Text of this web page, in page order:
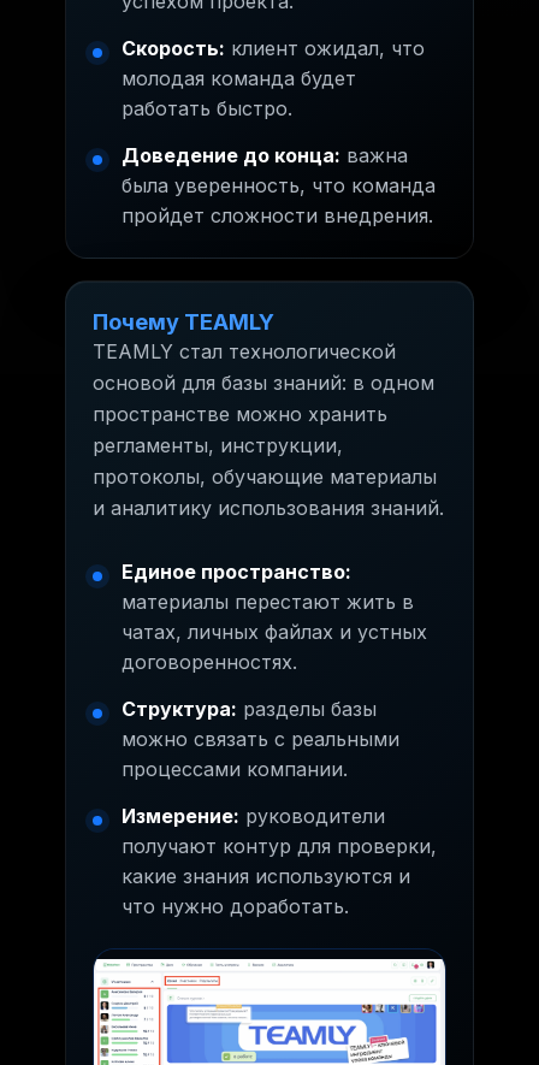
Скорость: клиент ожидал, что
молодая команда будет
работать быстро.
Доведение до конца: важна
была уверенность, что команда
пройдет сложности внедрения.
Почему TEAMLY
TEAMLY стал технологической
основой для базы знаний: в одном
пространстве можно хранить
регламенты, инструкции,
протоколы, обучающие материалы
и аналитику использования знаний.
Единое пространство:
материалы перестают жить в
чатах, личных файлах и устных
договоренностях.
Структура: разделы базы
можно связать с реальными
процессами компании.
Измерение: руководители
получают контур для проверки,
какие знания используются и
что нужно доработать.